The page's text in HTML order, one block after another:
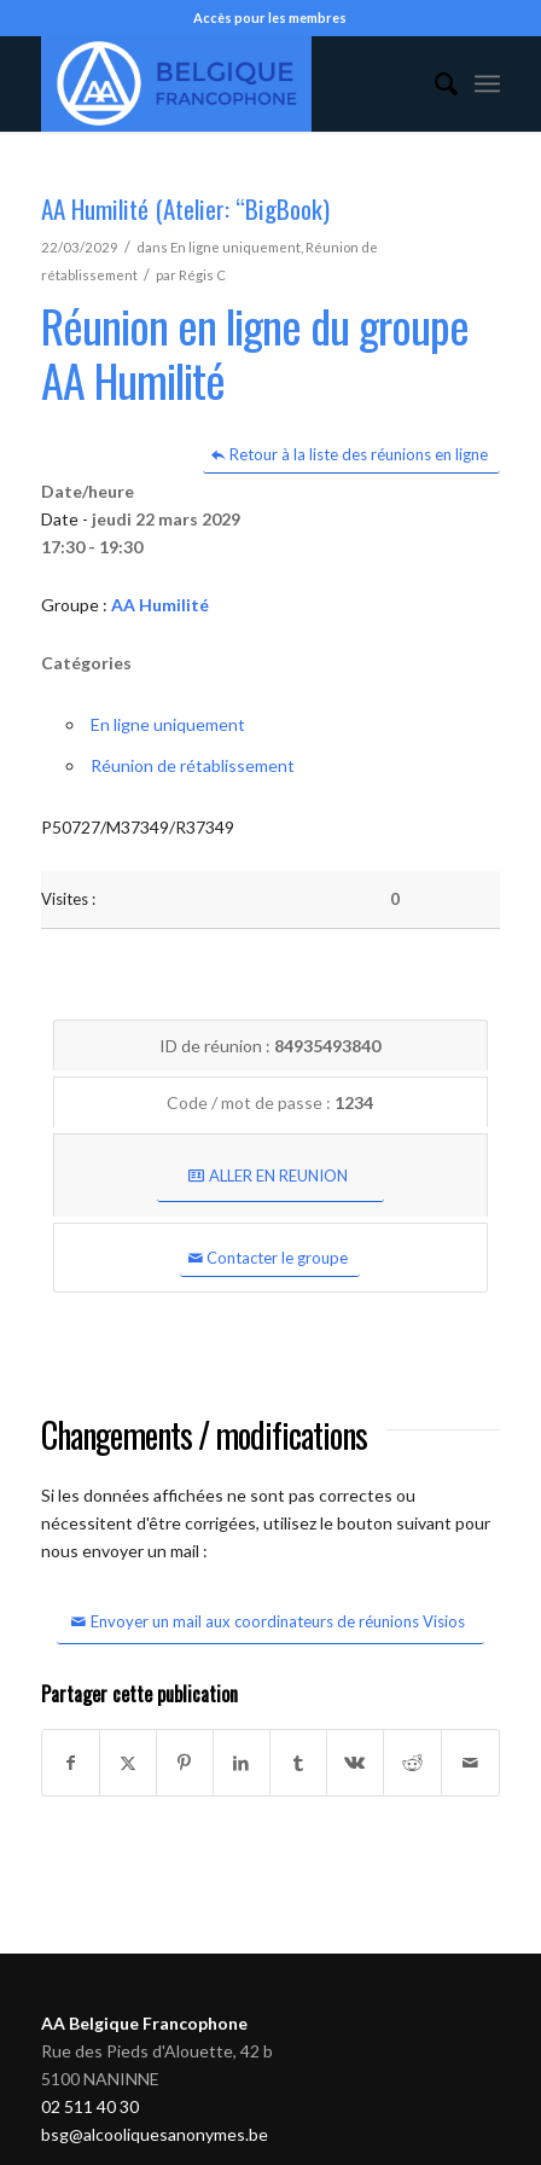
Accès pour les membres
AA Humilité (Atelier: “BigBook)
22/03/2029 / dans En ligne uniquement, Réunion de
rétablissement / par Régis C
Réunion en ligne du groupe
AA Humilité
Retour à la liste des réunions en ligne
Date/heure
Date - jeudi 22 mars 2029
17:30 - 19:30
Groupe : AA Humilité
Catégories
En ligne uniquement
Réunion de rétablissement
P50727/M37349/R37349
Visites : 0
ID de réunion : 84935493840
Code / mot de passe : 1234
ALLER EN REUNION
Contacter le groupe
Changements / modifications
Si les données affichées ne sont pas correctes ou
nécessitent d'être corrigées, utilisez le bouton suivant pour
nous envoyer un mail :
Envoyer un mail aux coordinateurs de réunions Visios
Partager cette publication
AA Belgique Francophone
Rue des Pieds d'Alouette, 42 b
5100 NANINNE
02 511 40 30
bsg@alcooliquesanonymes.be